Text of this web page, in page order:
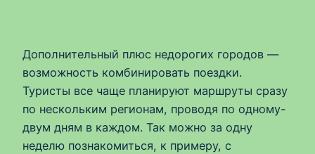
Дополнительный плюс недорогих городов —
возможность комбинировать поездки.
Туристы все чаще планируют маршруты сразу
по нескольким регионам, проводя по одному-
двум дням в каждом. Так можно за одну
неделю познакомиться, к примеру, с